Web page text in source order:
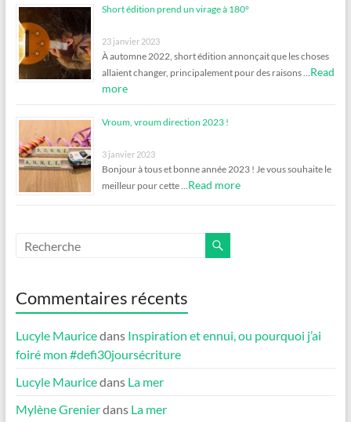
Short édition prend un virage à 180°
23 janvier 2023
À automne 2022, short édition annonçait que les choses
allaient changer, principalement pour des raisons …Read
more
Vroum, vroum direction 2023 !
3 janvier 2023
Bonjour à tous et bonne année 2023 ! Je vous souhaite le
meilleur pour cette …Read more
Commentaires récents
Lucyle Mauricedans Inspiration et ennui, ou pourquoi j’ai
foiré mon #defi30joursécriture
Lucyle Mauricedans La mer
Mylène Grenierdans La mer